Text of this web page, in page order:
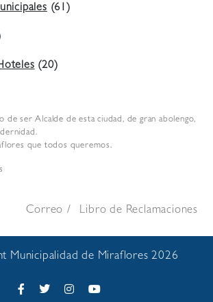
(61)
(20)
de ser Alcalde de esta ciudad, de gran abolengo,
que todos queremos.
Correo Libro de Reclamaciones
Municipalidad de Miraflores 2026